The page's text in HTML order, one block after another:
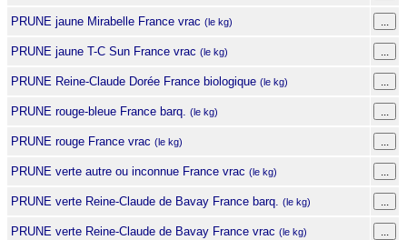
PRUNE jaune Mirabelle France vrac (le kg)
PRUNE jaune T-C Sun France vrac (le kg)
PRUNE Reine-Claude Dorée France biologique (le kg)
PRUNE rouge-bleue France barq. (le kg)
PRUNE rouge France vrac (le kg)
PRUNE verte autre ou inconnue France vrac (le kg)
PRUNE verte Reine-Claude de Bavay France barq. (le kg)
PRUNE verte Reine-Claude de Bavay France vrac (le kg)